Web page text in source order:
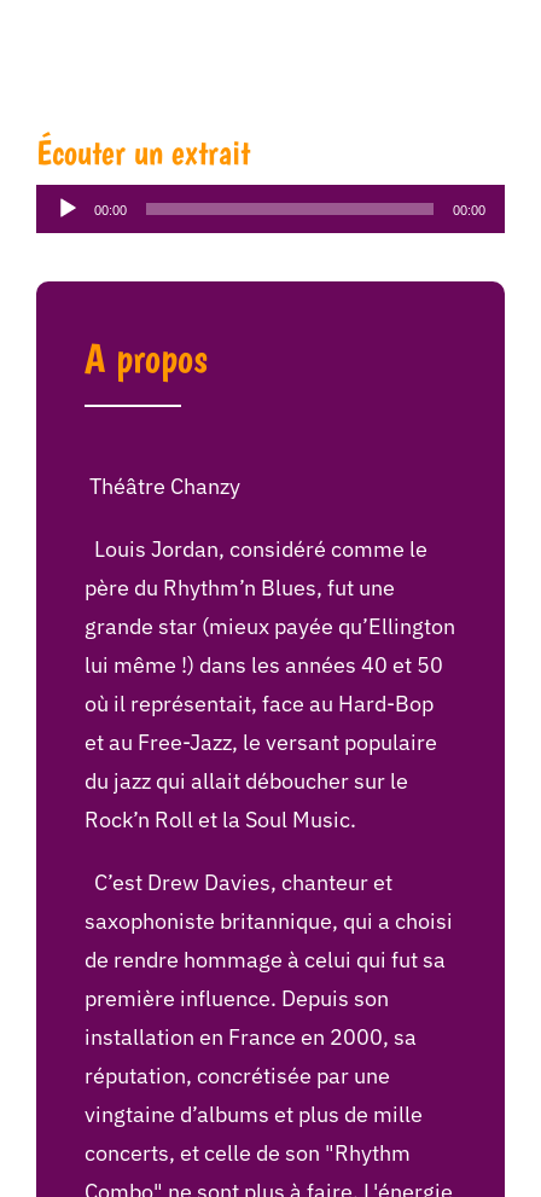
Écouter un extrait
Lecteur
audio
00:00 00:00
A propos
Théâtre Chanzy
Louis Jordan, considéré comme le
père du Rhythm’n Blues, fut une
grande star (mieux payée qu’Ellington
lui même !) dans les années 40 et 50
où il représentait, face au Hard-Bop
et au Free-Jazz, le versant populaire
du jazz qui allait déboucher sur le
Rock’n Roll et la Soul Music.
C’est Drew Davies, chanteur et
saxophoniste britannique, qui a choisi
de rendre hommage à celui qui fut sa
première influence. Depuis son
installation en France en 2000, sa
réputation, concrétisée par une
vingtaine d’albums et plus de mille
concerts, et celle de son "Rhythm
Combo" ne sont plus à faire. L'énergie